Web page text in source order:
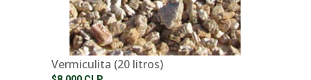
Vermiculita (20 litros)